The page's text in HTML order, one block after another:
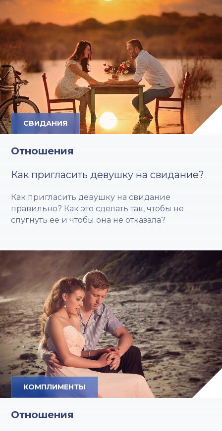
СВИДАНИЯ
Отношения
Как пригласить девушку на свидание?
Как пригласить девушку на свидание
правильно? Как это сделать так, чтобы не
спугнуть ее и чтобы она не отказала?
КОМПЛИМЕНТЫ
Отношения